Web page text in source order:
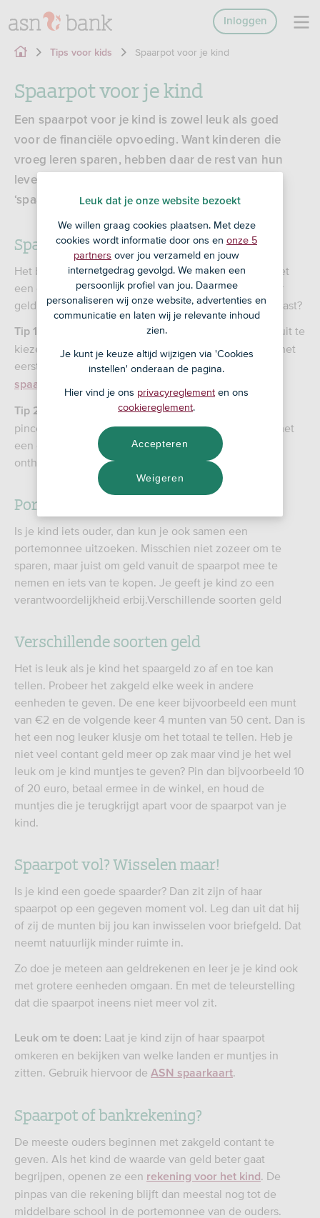
Inloggen
Tips voor kids Spaarpot voor je kind
Spaarpot voor je kind
Een spaarpot voor je kind is zowel leuk als goed
voor de financiële opvoeding. Want kinderen die
vroeg leren sparen, hebben daar de rest van hun
leven plezier van. We delen hier graag onze
‘spaarpotweetjes’ met je.
Spaarpot kiezen
Het bekende spaarvarken, de eurobuis, een kluisje met
een code of een spaarpot die geluidjes maakt als je er
geld in doet. Hoe kies je een spaarpot die bij je kind past?
Tip 1:
Ga samen met je kind op stap om een spaarpot uit te
kiezen. Bijvoorbeeld op het moment dat je kind voor het
eerst
krijgt. Of maak ‘m zelf:Maak je eigen
spaarpot
Tip 2
: Wil je je kind meteen leren hoe die met een
pincode om moet gaan? Kies dan voor een spaarpot met
een code. Zo leert een kind dat ze die goed moet
onthouden en niet aan iedereen moet vertellen.
Portemonnee
Is je kind iets ouder, dan kun je ook samen een
portemonnee uitzoeken. Misschien niet zozeer om te
sparen, maar juist om geld vanuit de spaarpot mee te
nemen en iets van te kopen. Je geeft je kind zo een
verantwoordelijkheid erbij.Verschillende soorten geld
Verschillende soorten geld
Het is leuk als je kind het spaargeld zo af en toe kan
tellen. Probeer het zakgeld elke week in andere
eenheden te geven. De ene keer bijvoorbeeld een munt
van €2 en de volgende keer 4 munten van 50 cent. Dan is
het een nog leuker klusje om het totaal te tellen. Heb je
niet veel contant geld meer op zak maar vind je het wel
leuk om je kind muntjes te geven? Pin dan bijvoorbeeld 10
of 20 euro, betaal ermee in de winkel, en houd de
muntjes die je terugkrijgt apart voor de spaarpot van je
kind.
Spaarpot vol? Wisselen maar!
Is je kind een goede spaarder? Dan zit zijn of haar
spaarpot op een gegeven moment vol. Leg dan uit dat hij
of zij de munten bij jou kan inwisselen voor briefgeld. Dat
neemt natuurlijk minder ruimte in.
Zo doe je meteen aan geldrekenen en leer je je kind ook
met grotere eenheden omgaan. En met de teleurstelling
dat die spaarpot ineens niet meer vol zit.
Leuk om te doen: Laat je kind zijn of haar spaarpot
omkeren en bekijken van welke landen er muntjes in
zitten. Gebruik hiervoor de ASN spaarkaart.
Spaarpot of bankrekening?
De meeste ouders beginnen met zakgeld contant te
geven. Als het kind de waarde van geld beter gaat
begrijpen, openen ze een rekening voor het kind. De
pinpas van die rekening blijft dan meestal nog tot de
middelbare school in de portemonnee van de ouders.
Leuk dat je onze website bezoekt
We willen graag cookies plaatsen. Met deze
cookies wordt informatie door ons en onze 5
partners over jou verzameld en jouw
internetgedrag gevolgd. We maken een
persoonlijk profiel van jou. Daarmee
personaliseren wij onze website, advertenties en
communicatie en laten wij je relevante inhoud
zien.
Je kunt je keuze altijd wijzigen via 'Cookies
instellen' onderaan de pagina.
Hier vind je ons privacyreglement en ons
cookiereglement.
Weigeren
Accepteren